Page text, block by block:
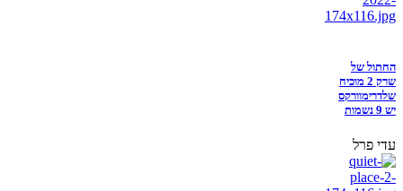
החתול של
שרק 2 מוכיח
שלדרימוורקס
יש 9 נשמות
עדי פרל